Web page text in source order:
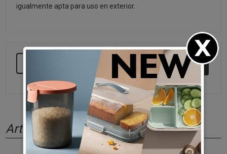
igualmente apta para uso en exterior.
SEGUIR COMPRANDO
Artículos relacionados